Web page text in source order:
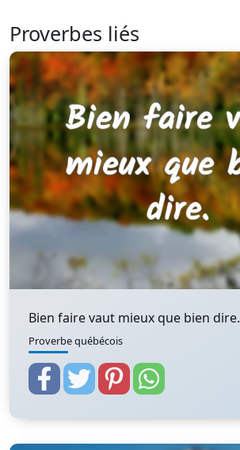
Proverbes liés
Bien faire vaut mieux que bien dire.
Proverbe québécois